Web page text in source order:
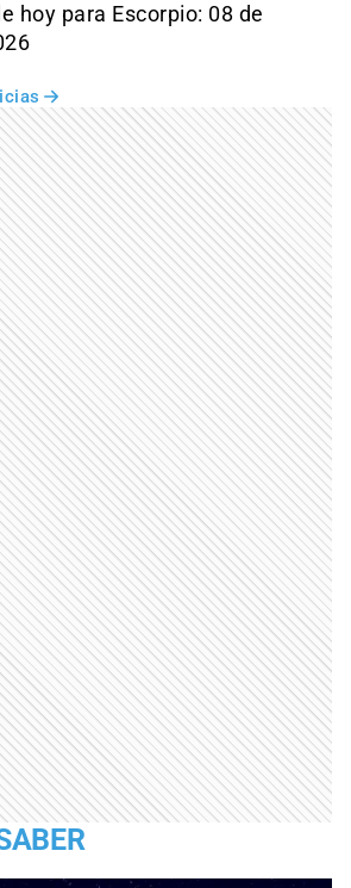
hoy para Escorpio: 08 de